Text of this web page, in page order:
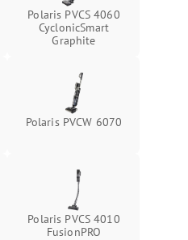
500 ₽ Подробнее →
Polaris PVCS 4060
CyclonicSmart
Graphite
Polaris PVCW 6070
Polaris PVCS 4010
FusionPRO